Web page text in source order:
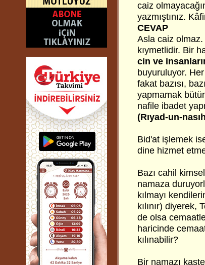
caiz
yazmıştınız.
CEVAP
Asla caiz
kıymetlidir. Bir
cin ve
buyuruluyor.
fakat bazısı,
yapmamak
nafile ibadet
(Rıyad-un-
Bid'at işlemek
dine hizmet
Bazı cahil
namaza
kılmayı
kılınır) diyerek,
de olsa
haricinde
kılınabilir?
Bir namazı